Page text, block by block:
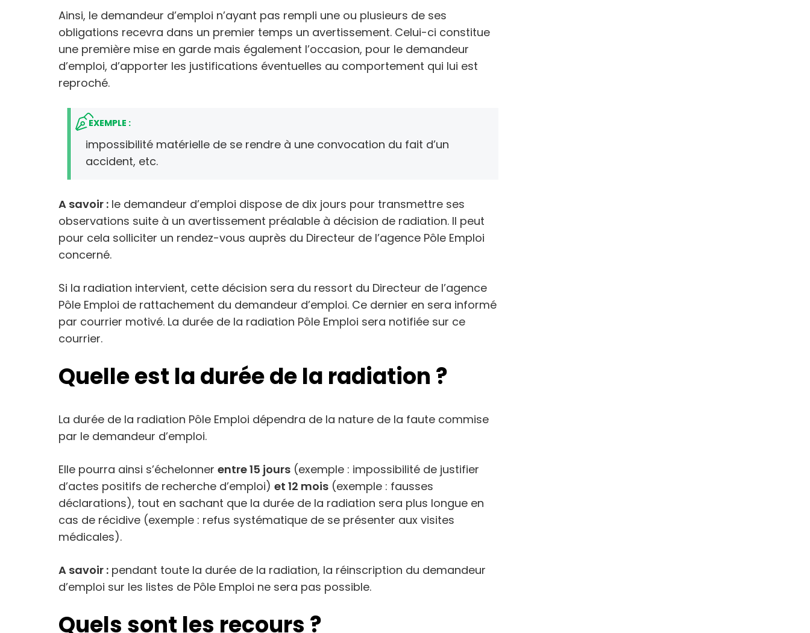
Ainsi, le demandeur d’emploi n’ayant pas rempli une ou plusieurs de ses
obligations recevra dans un premier temps un avertissement. Celui-ci constitue
une première mise en garde mais également l’occasion, pour le demandeur
d’emploi, d’apporter les justifications éventuelles au comportement qui lui est
reproché.
EXEMPLE :
impossibilité matérielle de se rendre à une convocation du fait d’un
accident, etc.
A savoir : le demandeur d’emploi dispose de dix jours pour transmettre ses
observations suite à un avertissement préalable à décision de radiation. Il peut
pour cela solliciter un rendez-vous auprès du Directeur de l’agence Pôle Emploi
concerné.
Si la radiation intervient, cette décision sera du ressort du Directeur de l’agence
Pôle Emploi de rattachement du demandeur d’emploi. Ce dernier en sera informé
par courrier motivé. La durée de la radiation Pôle Emploi sera notifiée sur ce
courrier.
Quelle est la durée de la radiation ?
La durée de la radiation Pôle Emploi dépendra de la nature de la faute commise
par le demandeur d’emploi.
Elle pourra ainsi s’échelonner entre 15 jours (exemple : impossibilité de justifier
d’actes positifs de recherche d’emploi) et 12 mois (exemple : fausses
déclarations), tout en sachant que la durée de la radiation sera plus longue en
cas de récidive (exemple : refus systématique de se présenter aux visites
médicales).
A savoir : pendant toute la durée de la radiation, la réinscription du demandeur
d’emploi sur les listes de Pôle Emploi ne sera pas possible.
Quels sont les recours ?